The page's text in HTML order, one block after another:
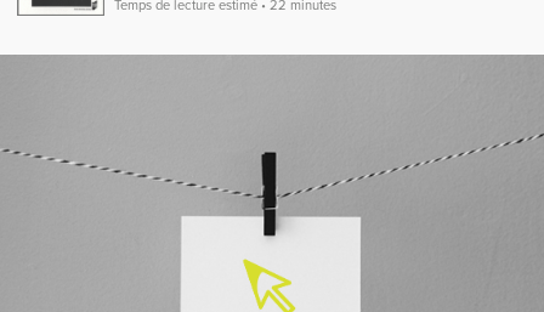
Temps de lecture estimé • 22 minutes